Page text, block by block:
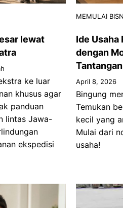
lewat
ke luar
khusus agar
panduan
lintas Jawa-
ekspedisi
MEMULAI
Ide Usaha
dengan
April 8, 2026
Bingung
Temukan
kecil yang
Mulai dari
usaha!